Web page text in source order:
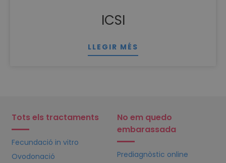
ICSI
LLEGIR MÉS
Tots els tractaments
Fecundació in vitro
Ovodonació
No em quedo
embarassada
Prediagnòstic online